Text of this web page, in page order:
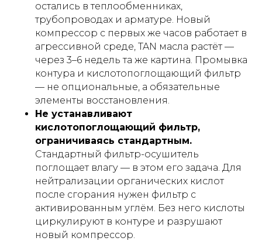
остались в теплообменниках,
трубопроводах и арматуре. Новый
компрессор с первых же часов работает в
агрессивной среде, TAN масла растёт —
через 3–6 недель та же картина. Промывка
контура и кислотопоглощающий фильтр
— не опциональные, а обязательные
элементы восстановления.
Не устанавливают
кислотопоглощающий фильтр,
ограничиваясь стандартным.
Стандартный фильтр-осушитель
поглощает влагу — в этом его задача. Для
нейтрализации органических кислот
после сгорания нужен фильтр с
активированным углём. Без него кислоты
циркулируют в контуре и разрушают
новый компрессор.